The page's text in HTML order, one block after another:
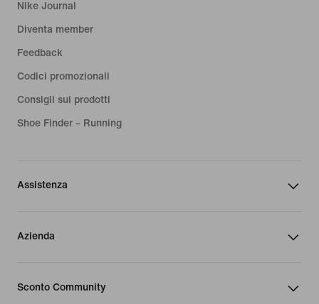
Nike Journal
Diventa member
Feedback
Codici promozionali
Consigli sui prodotti
Shoe Finder – Running
Assistenza
Azienda
Sconto Community